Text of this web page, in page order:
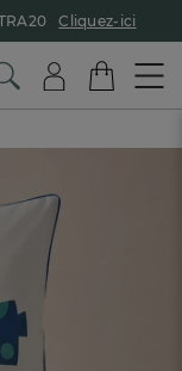
Cliquez-ici